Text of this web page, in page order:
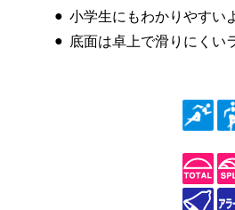
● 小学生にもわかりやすい
● 底面は卓上で滑りにくい